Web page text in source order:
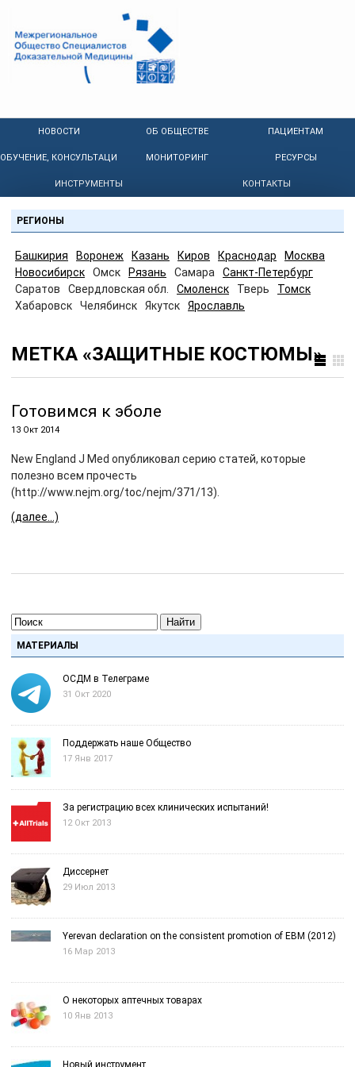
НОВОСТИ ОБ ОБЩЕСТВЕ ПАЦИЕНТАМ
ОБУЧЕНИЕ, КОНСУЛЬТАЦИИ МОНИТОРИНГ РЕСУРСЫ
ИНСТРУМЕНТЫ КОНТАКТЫ
РЕГИОНЫ
Башкирия Воронеж Казань Киров Краснодар
Москва
Новосибирск
Омск Рязань Самара
Санкт-Петербург
Саратов
Свердловская обл. Смоленск Тверь
Томск
Хабаровск
Челябинск Якутск Ярославль
МЕТКА «ЗАЩИТНЫЕ КОСТЮМЫ»
Готовимся к эболе
13 Окт 2014
New England J Med опубликовал серию статей, которые
полезно всем прочесть
(http://www.nejm.org/toc/nejm/371/13).
(далее…)
Найти
МАТЕРИАЛЫ
ОСДМ в Телеграме
31 Окт 2020
Поддержать наше Общество
17 Янв 2017
За регистрацию всех клинических испытаний!
12 Окт 2013
Диссернет
29 Июл 2013
Yerevan declaration on the consistent promotion of EBM (2012)
16 Мар 2013
О некоторых аптечных товарах
10 Янв 2013
Новый инструмент